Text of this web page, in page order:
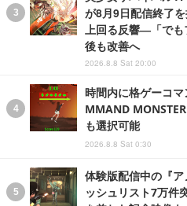
が8月9日配信終了
上回る反響―「で
後も改善へ
2026.8.8 Sat 20:00
時間内に格ゲーコ
MMAND
も選択可能
2026.8.8 Sat 0:30
体験版配信中の『
ッシュリスト7万件